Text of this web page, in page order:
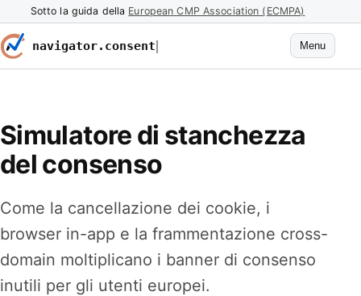
Sotto la guida della European CMP Association (ECMPA)
navigator.consent Menu
Simulatore di stanchezza
del consenso
Come la cancellazione dei cookie, i
browser in-app e la frammentazione cross-
domain moltiplicano i banner di consenso
inutili per gli utenti europei.